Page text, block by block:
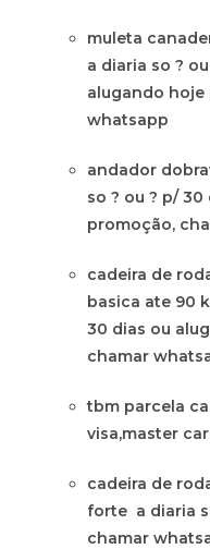
muleta
a diaria so ?
alugando hoje
whatsapp
andador
so ? ou ? p/
promoção,
cadeira de
basica ate 90
30 dias ou
chamar
tbm parcela
visa,master
cadeira de
forte a diaria
chamar